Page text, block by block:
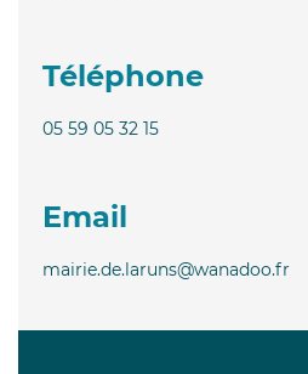
Téléphone
05 59 05 32 15
Email
mairie.de.laruns@wanadoo.fr